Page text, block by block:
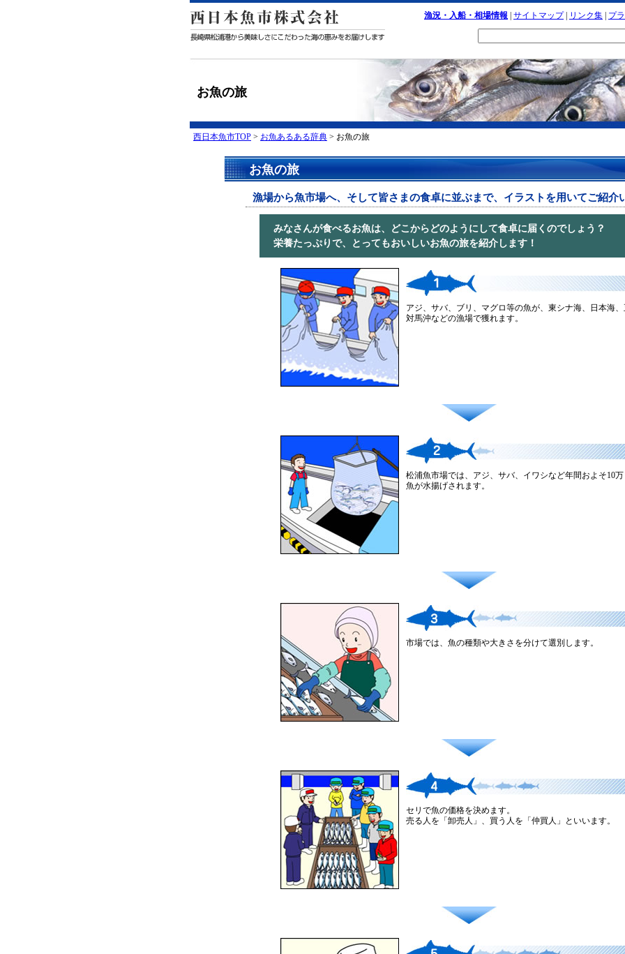
漁況・入船・相場情報 サイトマップ| リンク集 プ
お魚の旅
西日本魚市TOP > お魚あるある辞典 > お魚の旅
お魚の旅
漁場から魚市場へ、そして皆さまの食卓に並ぶまで、イラストを用いてご紹介
みなさんが食べるお魚は、どこからどのようにして食卓に届くのでしょう？
栄養たっぷりで、とってもおいしいお魚の旅を紹介します！
アジ、サバ、ブリ、マグロ等の魚が、東シナ海、日本海
対馬沖などの漁場で獲れます。
松浦魚市場では、アジ、サバ、イワシなど年間およそ10
魚が水揚げされます。
市場では、魚の種類や大きさを分けて選別します。
セリで魚の価格を決めます。
売る人を「卸売人」、買う人を「仲買人」といいます。